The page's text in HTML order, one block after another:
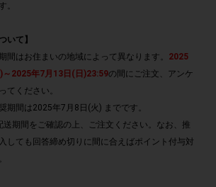
。
いて】
間はお住まいの地域によって異なります。 2025
～2025年7月13日(日)23:59の間にご注文、アンケ
てください。
期間は2025年7月8日(火) までです。
送期間をご確認の上、ご注文ください。なお、推
しても回答締め切りに間に合えばポイント付与対